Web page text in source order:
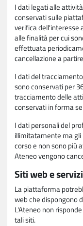
I dati legati alle
conservati sulle
verifica dell'interesse
alle finalità per cui
effettuata
cancellazione a
I dati del
sono conservati per
tracciamento delle
conservati in forma
I dati personali del
illimitatamente ma gli
corso e non sono più
Ateneo vengono
Siti web e
La piattaforma
web che dispongono
L'Ateneo non
tali siti.